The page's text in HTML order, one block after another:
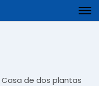
Casa de dos plantas